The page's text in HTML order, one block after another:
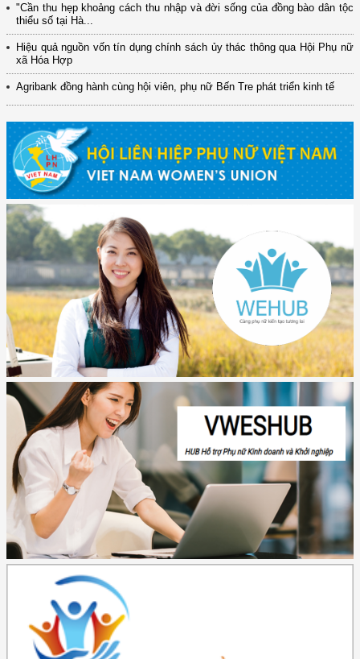
"Cần thu hẹp khoảng cách thu nhập và đời sống của đồng bào dân tộc
thiểu số tại Hà...
Hiệu quả nguồn vốn tín dụng chính sách ủy thác thông qua Hội Phụ nữ
xã Hóa Hợp
Agribank đồng hành cùng hội viên, phụ nữ Bến Tre phát triển kinh tế